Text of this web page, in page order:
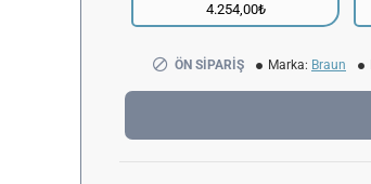
4.254,00₺
ÖN SIPARIŞ Marka: Braun